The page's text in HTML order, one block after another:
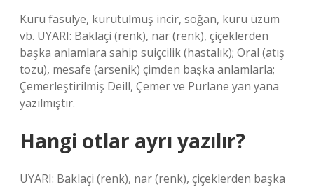
Kuru fasulye, kurutulmuş incir, soğan, kuru üzüm
vb. UYARI: Baklaçi (renk), nar (renk), çiçeklerden
başka anlamlara sahip suiçcilik (hastalık); Oral (atış
tozu), mesafe (arsenik) çimden başka anlamlarla;
Çemerleştirilmiş Deill, Çemer ve Purlane yan yana
yazılmıştır.
Hangi otlar ayrı yazılır?
UYARI: Baklaçi (renk), nar (renk), çiçeklerden başka